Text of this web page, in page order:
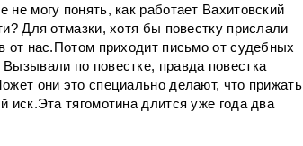
могу понять, как работает Вахитовский
Для отмазки, хотя бы повестку прислали
нас.Потом приходит письмо от судебных
по повестке, правда повестка
они это специально делают, что прижать
иск.Эта тягомотина длится уже года два